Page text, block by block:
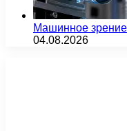
Машинное
04.08.2026